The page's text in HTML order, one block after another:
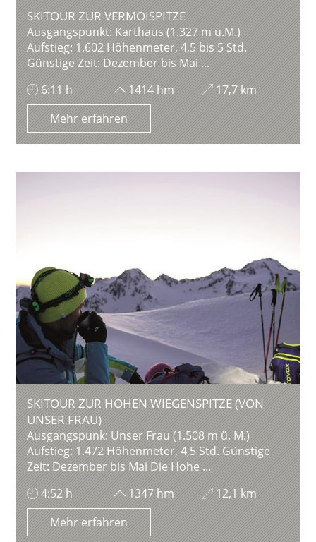
SKITOUR ZUR VERMOISPITZE
Ausgangspunkt: Karthaus (1.327 m ü.M.)
Aufstieg: 1.602 Höhenmeter, 4,5 bis 5 Std.
Günstige Zeit: Dezember bis Mai ...
6:11 h
1414 hm
17,7 km
Mehr erfahren
SKITOUR ZUR HOHEN WIEGENSPITZE (VON
UNSER FRAU)
Ausgangspunk: Unser Frau (1.508 m ü. M.)
Aufstieg: 1.472 Höhenmeter, 4,5 Std. Günstige
Zeit: Dezember bis Mai Die Hohe ...
4:52 h
1347 hm
12,1 km
Mehr erfahren